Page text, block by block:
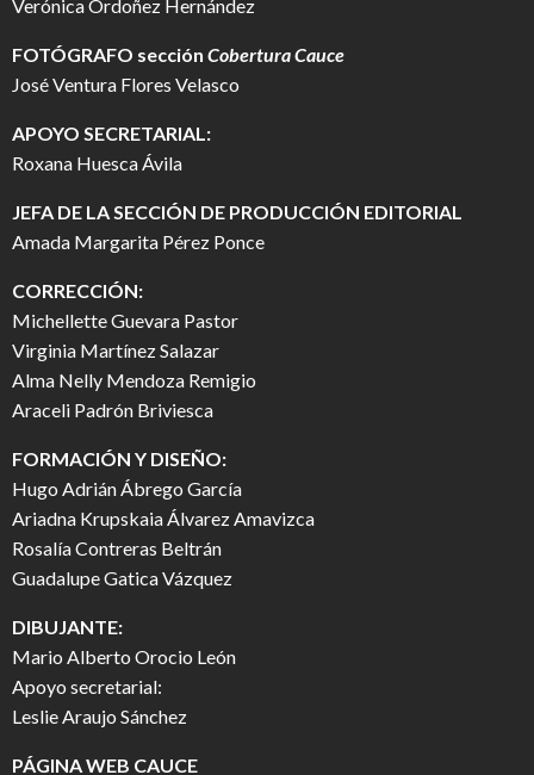
Verónica Ordoñez Hernández
FOTÓGRAFO sección Cobertura Cauce
José Ventura Flores Velasco
APOYO SECRETARIAL:
Roxana Huesca Ávila
JEFA DE LA SECCIÓN DE PRODUCCIÓN EDITORIAL
Amada Margarita Pérez Ponce
CORRECCIÓN:
Michellette Guevara Pastor
Virginia Martínez Salazar
Alma Nelly Mendoza Remigio
Araceli Padrón Briviesca
FORMACIÓN Y DISEÑO:
Hugo Adrián Ábrego García
Ariadna Krupskaia Álvarez Amavizca
Rosalía Contreras Beltrán
Guadalupe Gatica Vázquez
DIBUJANTE:
Mario Alberto Orocio León
Apoyo secretarial:
Leslie Araujo Sánchez
PÁGINA WEB CAUCE